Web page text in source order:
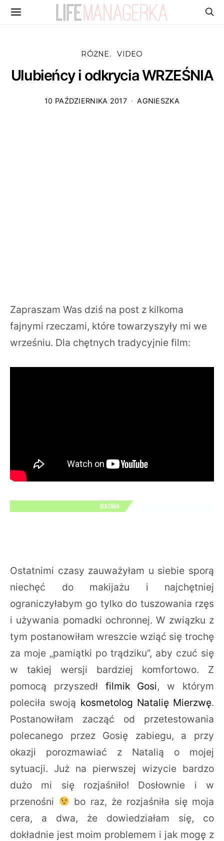
RÓŻNE VIDEO
Ulubieńcy i odkrycia WRZEŚNIA
10 PAŹDZIERNIKA 2017 AGNIESZKA
Zapraszam Was dziś na post z kilkoma
fajnymi rzeczami, które towarzyszyły mi we
wrześniu. Dla chętnych tradycyjnie film:
Ostatnimi czasy zauważyłam u siebie sporą
niechęć do makijażu i najchętniej
ograniczyłabym go tylko do tuszowania rzęs
i używania pomadki ochronnej. W związku z
tym postanowiłam wreszcie wziąć się trochę
za moje „pamiątki po trądziku”, aby czuć się
w takiej wersji bardziej komfortowo. Z
pomocą przyszedł filmik Gosi, w którym
poleciła swoją kosmetolog Natalię Mierzwę.
Postanowiłam zacząć od przetestowania
polecanego przez Gosię zabiegu, a przy
okazji porozmawiać z Natalią o mojej
sytuacji. Już na pierwszej wizycie bardzo
dużo mi się rozjaśniło! Dosłownie i w
przenośni
bo raz, że rozjaśniła się moja
cera, a dwa, że dowiedziałam się, co
dokładnie jest moim problemem i jak mogę z